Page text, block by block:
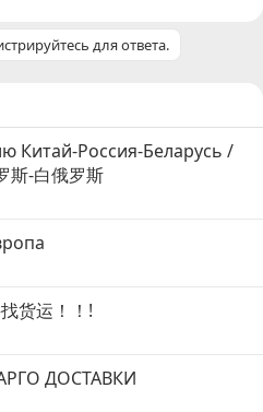
для ответа.
Китай-Россия-Беларусь /
斯-白俄罗斯
货运！！!
ДОСТАВКИ